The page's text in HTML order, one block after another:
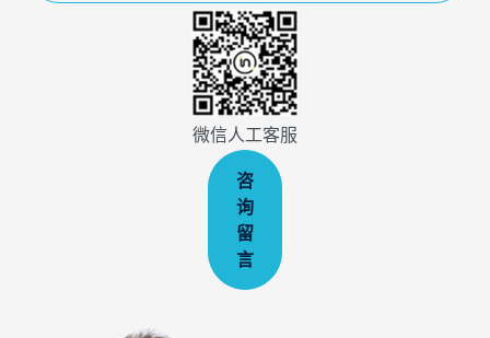
微信人工客服
咨
询
留
言